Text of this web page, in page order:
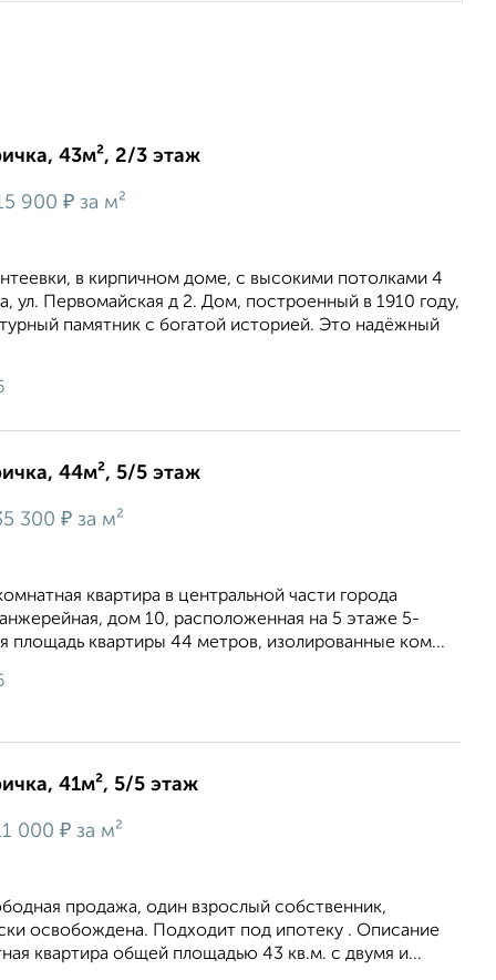
43м², 2/3 этаж
900 ₽ за м²
в кирпичном доме, с высокими потолками 4
ул. Первомайская д 2. Дом, построенный в 1910 году,
памятник с богатой историей. Это надёжный
44м², 5/5 этаж
300 ₽ за м²
квартира в центральной части города
дом 10, расположенная на 5 этаже 5-
площадь квартиры 44 метров, изолированные ком...
41м², 5/5 этаж
000 ₽ за м²
продажа, один взрослый собственник,
освобождена. Подходит под ипотеку . Описание
квартира общей площадью 43 кв.м. с двумя и...